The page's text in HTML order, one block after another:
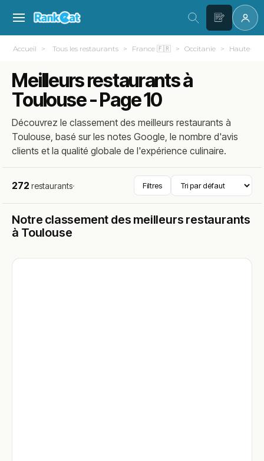
Accueil Tous les restaurants France 🇫🇷 Occitanie Haute-
Meilleurs restaurants à
Toulouse - Page 10
Découvrez le classement des meilleurs restaurants à
Toulouse, basé sur les notes Google, le nombre d'avis
clients et la qualité globale de l'expérience culinaire.
272 restaurants· Filtres
Notre classement des meilleurs restaurants
à Toulouse